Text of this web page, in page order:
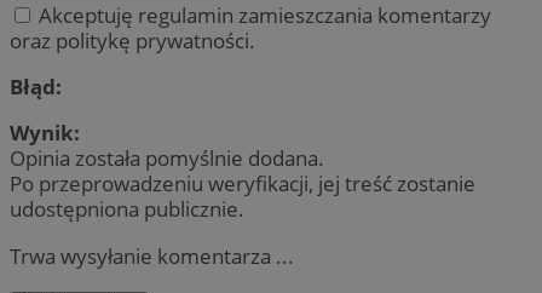
Akceptuję regulamin zamieszczania komentarzy
oraz politykę prywatności.
Błąd:
Wynik:
Opinia została pomyślnie dodana.
Po przeprowadzeniu weryfikacji, jej treść zostanie
udostępniona publicznie.
Trwa wysyłanie komentarza ...